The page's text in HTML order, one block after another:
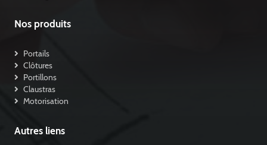
Nos produits
Portails
Clôtures
Portillons
Claustras
Motorisation
Autres liens